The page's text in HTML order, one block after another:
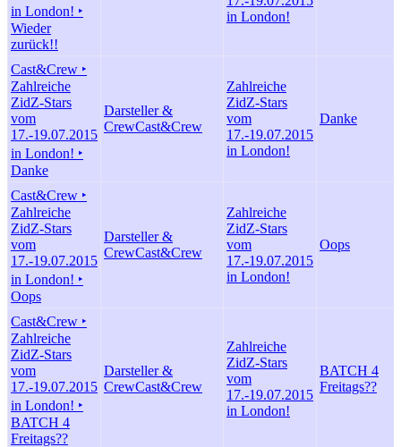
in London! ‣
Wieder
zurück!!
in London!
Cast&Crew ‣
Zahlreiche
ZidZ-Stars
vom
17.-19.07.2015
in London! ‣
Danke
Darsteller &
CrewCast&Crew
Zahlreiche
ZidZ-Stars
vom
17.-19.07.2015
in London!
Danke
Cast&Crew ‣
Zahlreiche
ZidZ-Stars
vom
17.-19.07.2015
in London! ‣
Oops
Darsteller &
CrewCast&Crew
Zahlreiche
ZidZ-Stars
vom
17.-19.07.2015
in London!
Oops
Cast&Crew ‣
Zahlreiche
ZidZ-Stars
vom
17.-19.07.2015
in London! ‣
BATCH 4
Freitags??
Darsteller &
CrewCast&Crew
Zahlreiche
ZidZ-Stars
vom
17.-19.07.2015
in London!
BATCH 4
Freitags??